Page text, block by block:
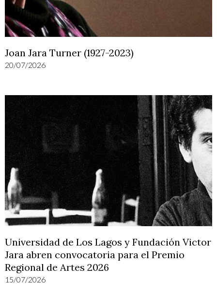
Joan Jara Turner (1927-2023)
20/07/2026
Universidad de Los Lagos y Fundación Victor
Jara abren convocatoria para el Premio
Regional de Artes 2026
15/07/2026